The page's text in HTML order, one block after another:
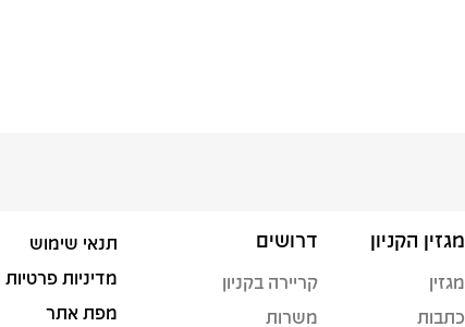
מגזין הקניון
מגזין
כתבות
דרושים
קריירה בקניון
משרות
תנאי שימוש
מדיניות פרטיות
מפת אתר